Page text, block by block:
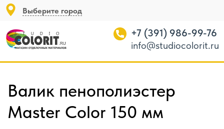
Выберите город
+7 (391) 986-99-76
info@studiocolorit.ru
Валик пенополиэстер
Master Color 150 мм